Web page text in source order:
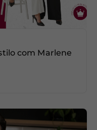
com Marlene